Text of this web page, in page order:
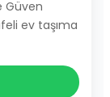
Güven
ev taşıma